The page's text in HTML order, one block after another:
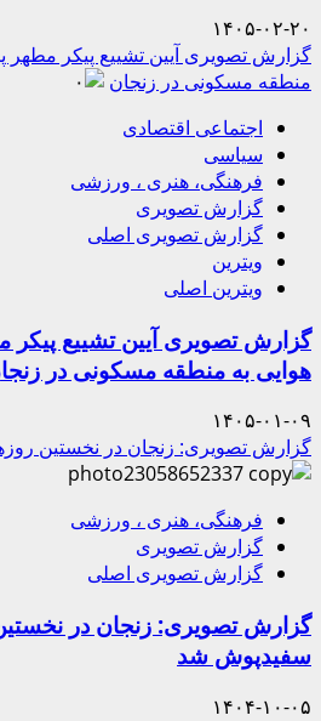
۱۴۰۵-۰۲-۲۰
گزارش تصویری آیین تشییع پیکر مطهر
منطقه مسکونی در زنجان
اجتماعی اقتصادی
سیاسی
فرهنگی، هنری ، ورزشی
گزارش تصویری
گزارش تصویری اصلی
ویترین
ویترین اصلی
گزارش تصویری آیین تشییع پیکر
هوایی به منطقه مسکونی در
۱۴۰۵-۰۱-۰۹
گزارش تصویری: زنجان در نخستین
فرهنگی، هنری ، ورزشی
گزارش تصویری
گزارش تصویری اصلی
گزارش تصویری: زنجان در
سفیدپوش شد
۱۴۰۴-۱۰-۰۵